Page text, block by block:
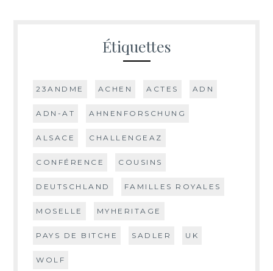
Étiquettes
23ANDME ACHEN ACTES ADN
ADN-AT AHNENFORSCHUNG
ALSACE CHALLENGEAZ
CONFÉRENCE COUSINS
DEUTSCHLAND FAMILLES ROYALES
MOSELLE MYHERITAGE
PAYS DE BITCHE SADLER UK
WOLF